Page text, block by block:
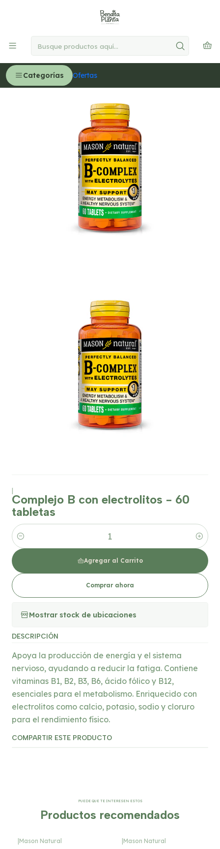
Categorías Ofertas
Delivery GRATIS en Lima desde S/300
|
Complejo B con electrolitos - 60
tabletas
Cantidad
Agregar al Carrito
Comprar ahora
Mostrar stock de ubicaciones
DESCRIPCIÓN
Apoya la producción de energía y el sistema
nervioso, ayudando a reducir la fatiga. Contiene
vitaminas B1, B2, B3, B6, ácido fólico y B12,
esenciales para el metabolismo. Enriquecido con
electrolitos como calcio, potasio, sodio y cloruro
para el rendimiento físico.
COMPARTIR ESTE PRODUCTO
PUEDE QUE TE INTERESEN ESTOS
Productos recomendados
Mason Natural Mason Natural